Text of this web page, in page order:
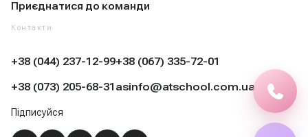
Приєднатися до команди
Контакти
+38 (044) 237-12-99+38 (067) 335-72-01
+38 (073) 205-68-31 asinfo@atschool.com.ua
Підписуйся